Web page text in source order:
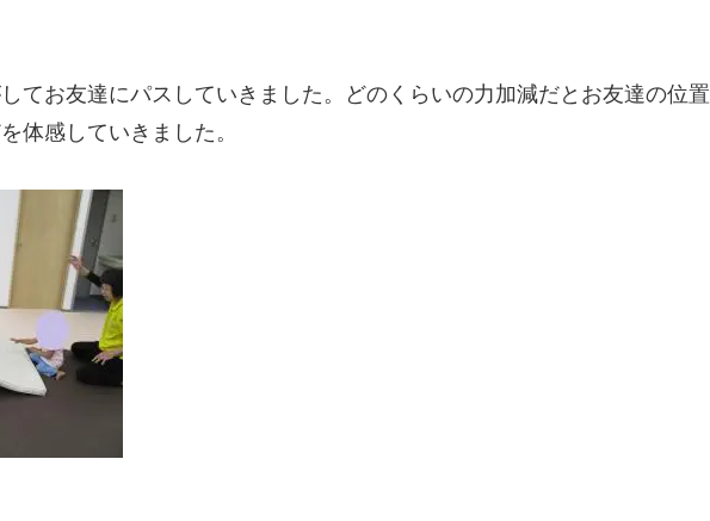
てお友達にパスしていきました。どのくらいの力加減だとお友達の位置
体感していきました。